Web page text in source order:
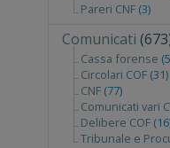
Pareri CNF (3)
Comunicati
Cassa forense
Circolari COF (31)
CNF (77)
Comunicati vari
Delibere COF
Tribunale e